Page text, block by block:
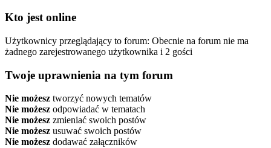
Kto jest online
Użytkownicy przeglądający to forum: Obecnie na forum nie ma
żadnego zarejestrowanego użytkownika i 2 gości
Twoje uprawnienia na tym forum
Nie możesz tworzyć nowych tematów
Nie możesz odpowiadać w tematach
Nie możesz zmieniać swoich postów
Nie możesz usuwać swoich postów
Nie możesz dodawać załączników